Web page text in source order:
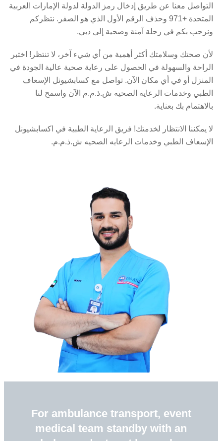
التواصل معنا عن طريق إدخال رمز الدولة لدولة الإمارات العربية
المتحدة +971 وحذف الرقم الأول الذي هو الصفر. نتظركم
ونرحب بكم في رحلة آمنة وصحية إلى دبي.
لأن صحتك وسلامتك أكثر أهمية من أي شيء آخر، لا تنتظر! اختبر
الراحة والسهولة في الحصول على رعاية صحية عالية الجودة في
المنزل أو في أي مكان الآن. تواصل مع كسابشيونل الإسعاف
الطبي وخدمات الرعايه الصحيه ش.ذ.م.م الآن واسمح لنا
بالاهتمام بك بعناية.
لا يمكننا الانتظار لخدمتك! فريق الرعاية الطبية في اكسابشيونل
الإسعاف الطبي وخدمات الرعايه الصحيه ش.ذ.م.م.
For ambulance transport, event
medical team standby with an